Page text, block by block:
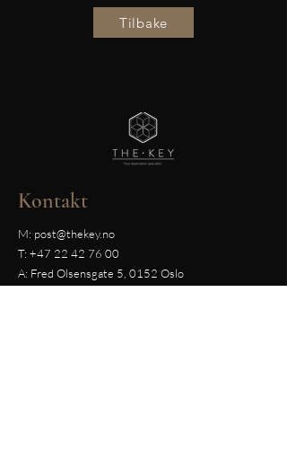
Tilbake
Kontakt
M: post@thekey.no
T: +47 22 42 76 00
A: Fred Olsensgate 5, 0152 Oslo